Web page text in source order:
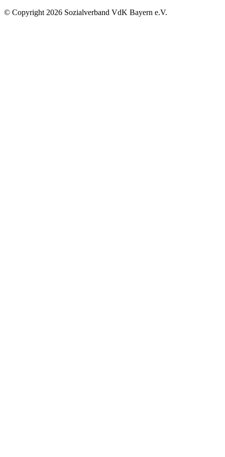
© Copyright 2026 Sozialverband VdK Bayern e.V.